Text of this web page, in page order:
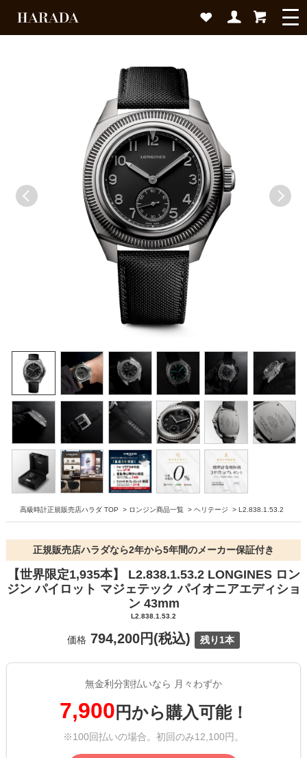
高級時計正規販売店ハラダ TOP > ロンジン商品一覧 > ヘリテージ > L2.838.1.53.2
正規販売店ハラダなら2年から5年間のメーカー保証付き
【世界限定1,935本】 L2.838.1.53.2 LONGINES ロン
ジン パイロット マジェテック パイオニアエディショ
ン 43mm
L2.838.1.53.2
価格 794,200円(税込) 残り1本
無金利分割払いなら 月々わずか
7,900 円から購入可能！
※100回払いの場合。初回のみ12,100円。